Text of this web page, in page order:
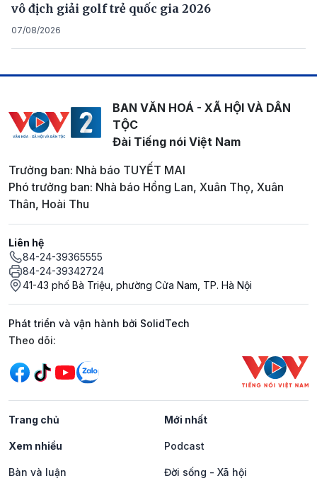
vô địch giải golf trẻ quốc gia 2026
07/08/2026
BAN VĂN HOÁ - XÃ HỘI VÀ DÂN
TỘC
Đài Tiếng nói Việt Nam
Trưởng ban: Nhà báo TUYẾT MAI
Phó trưởng ban: Nhà báo Hồng Lan, Xuân Thọ, Xuân
Thân, Hoài Thu
Liên hệ
84-24-39365555
84-24-39342724
41-43 phố Bà Triệu, phường Cửa Nam, TP. Hà Nội
Phát triển và vận hành bởi SolidTech
Mạng xã hội
Theo dõi:
Trang chủ Mới nhất
Xem nhiều Podcast
Bàn và luận Đời sống - Xã hội